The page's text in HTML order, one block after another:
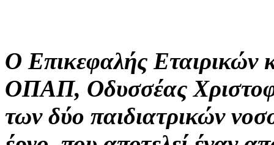
Ο Επικεφαλής Εταιρικών
ΟΠΑΠ, Οδυσσέας
των δύο παιδιατρικών